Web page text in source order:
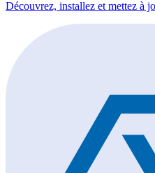
Découvrez, installez et mettez à